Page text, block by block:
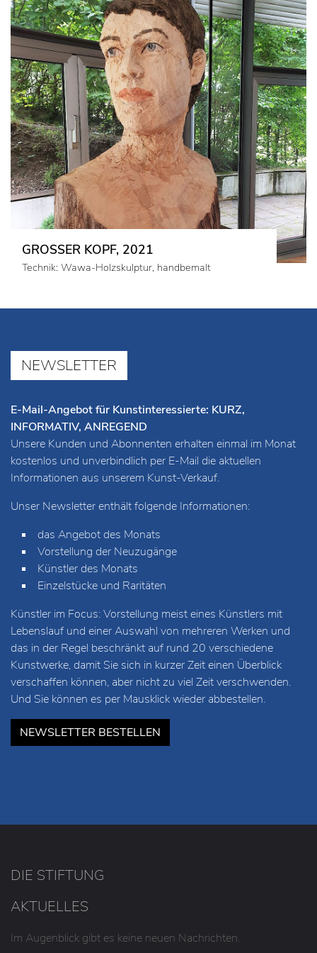
GROSSER KOPF, 2021
Technik: Wawa-Holzskulptur, handbemalt
NEWSLETTER
E-Mail-Angebot für Kunstinteressierte: KURZ,
INFORMATIV, ANREGEND
Unsere Kunden und Abonnenten erhalten einmal im Monat
kostenlos und unverbindlich per E-Mail die aktuellen
Informationen aus unserem Kunst-Verkauf.
Unser Newsletter enthält folgende Informationen:
das Angebot des Monats
Vorstellung der Neuzugänge
Künstler des Monats
Einzelstücke und Raritäten
Künstler im Focus: Vorstellung meist eines Künstlers mit
Lebenslauf und einer Auswahl von mehreren Werken und
das in der Regel beschränkt auf rund 20 verschiedene
Kunstwerke, damit Sie sich in kurzer Zeit einen Überblick
verschaffen können, aber nicht zu viel Zeit verschwenden.
Und Sie können es per Mausklick wieder abbestellen.
NEWSLETTER BESTELLEN
DIE STIFTUNG
AKTUELLES
Im Augenblick gibt es keine neuen Nachrichten.